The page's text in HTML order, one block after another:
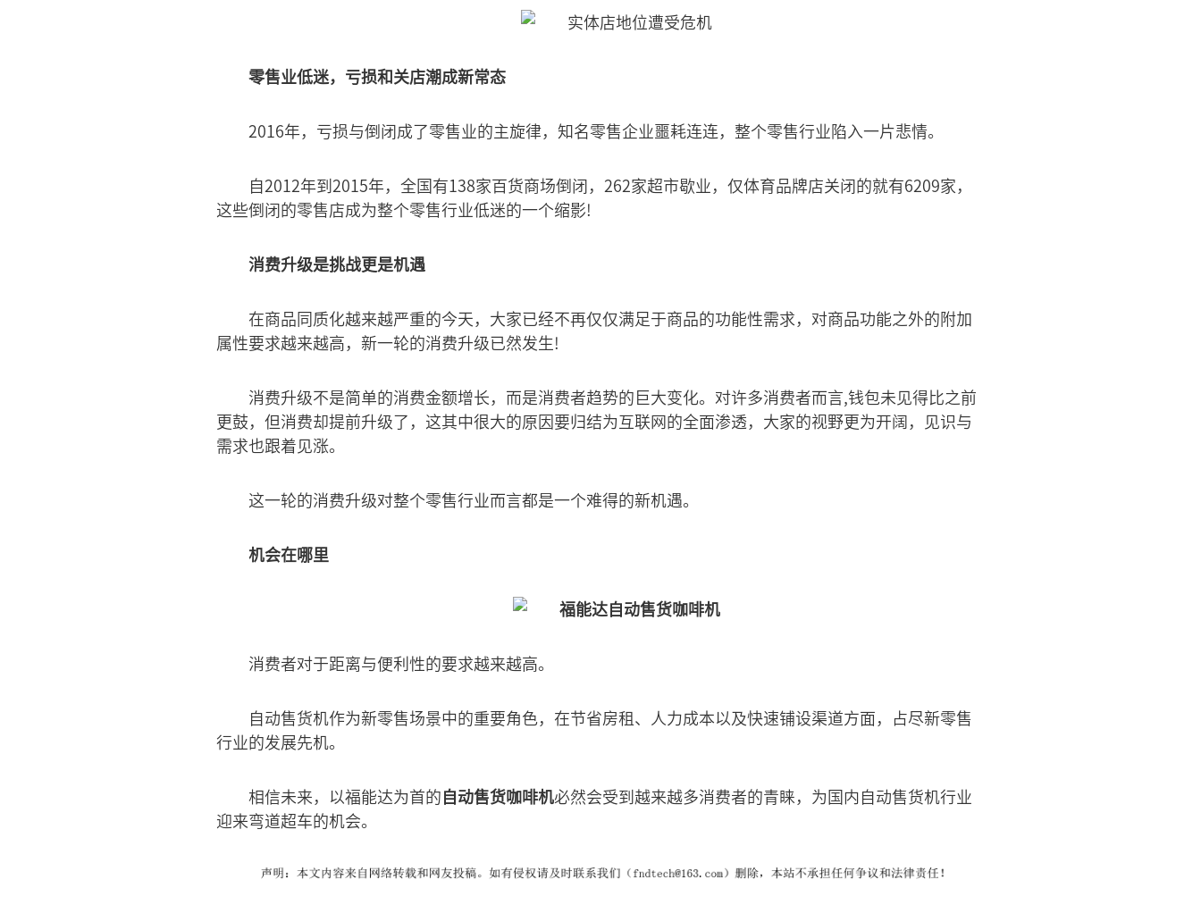
零售业低迷，亏损和关店潮成新常态
2016年，亏损与倒闭成了零售业的主旋律，知名零售企业噩耗连连，整个零售行业陷入一片悲情。
自2012年到2015年，全国有138家百货商场倒闭，262家超市歇业，仅体育品牌店关闭的就有6209家，
这些倒闭的零售店成为整个零售行业低迷的一个缩影!
消费升级是挑战更是机遇
在商品同质化越来越严重的今天，大家已经不再仅仅满足于商品的功能性需求，对商品功能之外的附加
属性要求越来越高，新一轮的消费升级已然发生!
消费升级不是简单的消费金额增长，而是消费者趋势的巨大变化。对许多消费者而言,钱包未见得比之前
更鼓，但消费却提前升级了，这其中很大的原因要归结为互联网的全面渗透，大家的视野更为开阔，见识与
需求也跟着见涨。
这一轮的消费升级对整个零售行业而言都是一个难得的新机遇。
机会在哪里
消费者对于距离与便利性的要求越来越高。
自动售货机作为新零售场景中的重要角色，在节省房租、人力成本以及快速铺设渠道方面，占尽新零售
行业的发展先机。
相信未来，以福能达为首的自动售货咖啡机必然会受到越来越多消费者的青睐，为国内自动售货机行业
迎来弯道超车的机会。